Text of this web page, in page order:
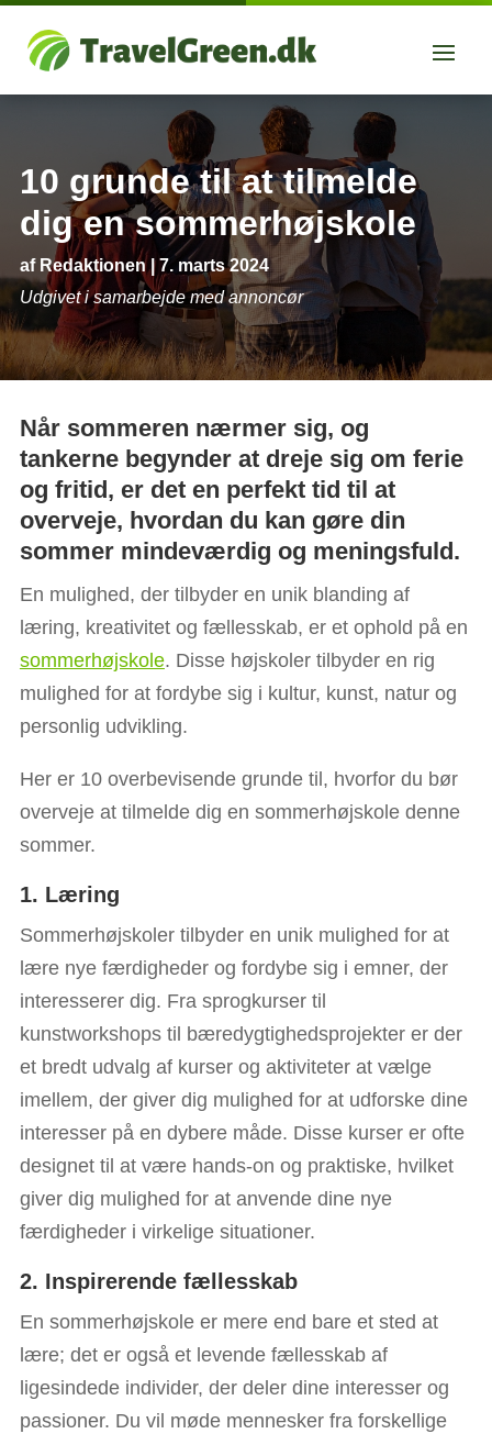
10 grunde til at tilmelde
dig en sommerhøjskole
af Redaktionen|7. marts 2024
Udgivet i samarbejde med annoncør
Når sommeren nærmer sig, og
tankerne begynder at dreje sig om ferie
og fritid, er det en perfekt tid til at
overveje, hvordan du kan gøre din
sommer mindeværdig og meningsfuld.
En mulighed, der tilbyder en unik blanding af
læring, kreativitet og fællesskab, er et ophold på en
sommerhøjskole. Disse højskoler tilbyder en rig
mulighed for at fordybe sig i kultur, kunst, natur og
personlig udvikling.
Her er 10 overbevisende grunde til, hvorfor du bør
overveje at tilmelde dig en sommerhøjskole denne
sommer.
1. Læring
Sommerhøjskoler tilbyder en unik mulighed for at
lære nye færdigheder og fordybe sig i emner, der
interesserer dig. Fra sprogkurser til
kunstworkshops til bæredygtighedsprojekter er der
et bredt udvalg af kurser og aktiviteter at vælge
imellem, der giver dig mulighed for at udforske dine
interesser på en dybere måde. Disse kurser er ofte
designet til at være hands-on og praktiske, hvilket
giver dig mulighed for at anvende dine nye
færdigheder i virkelige situationer.
2. Inspirerende fællesskab
En sommerhøjskole er mere end bare et sted at
lære; det er også et levende fællesskab af
ligesindede individer, der deler dine interesser og
passioner. Du vil møde mennesker fra forskellige